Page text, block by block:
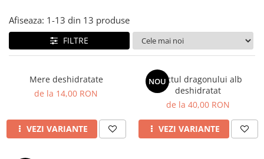
Afiseaza: 1-13 din 13 produse
FILTRE
Mere deshidratate
de la 14,00 RON
VEZI VARIANTE
NOU
Fructul dragonului alb
deshidratat
de la 40,00 RON
VEZI VARIANTE